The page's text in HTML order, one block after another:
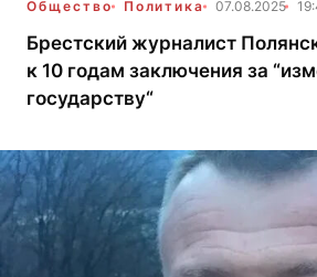
Общество Политика 07.08.2025
Брестский журналист
к 10 годам заключения за
государству“